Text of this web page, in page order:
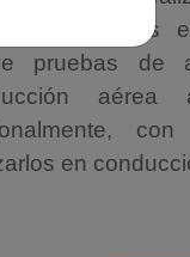
y precisos
pruebas de
aérea
en